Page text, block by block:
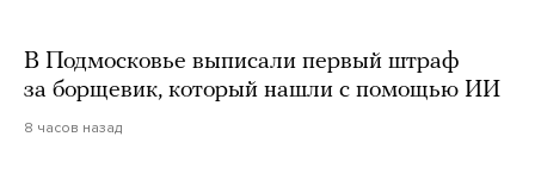
В Подмосковье выписали первый штраф
за борщевик, который нашли с помощью ИИ
8 часов назад